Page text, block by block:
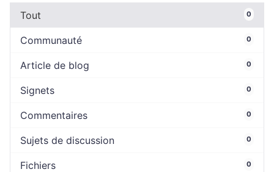
Tout 0
Communauté 0
Article de blog 0
Signets 0
Commentaires 0
Sujets de discussion 0
Fichiers 0